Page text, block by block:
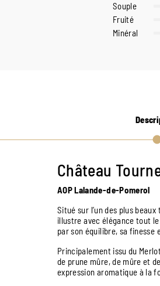
Souple
Fruité
Minéral
Château
AOP Lalande-de-Pomerol
Situé sur l’un des plus
illustre avec élégance tout
par son équilibre, sa
Principalement issu du
de prune mûre, de mûre et
expression aromatique à la